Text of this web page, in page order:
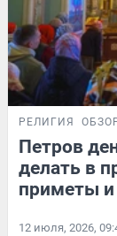
РЕЛИГИЯ
Петров
делать в
приметы и
12 июля, 2026,